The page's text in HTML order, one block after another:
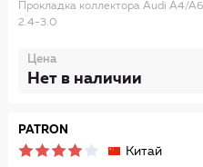
Прокладка коллектора Audi A4/
2.4-3.0
Цена
Нет в наличии
PATRON
Китай